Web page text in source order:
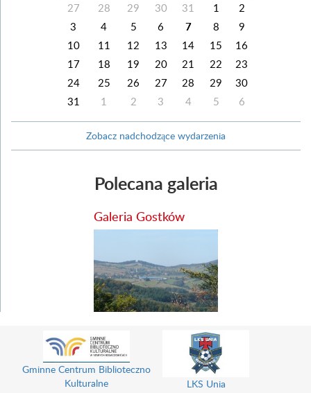
27 28 29 30 31 1
2
3
4 5 6 7 8
9
10
11 12 13 14 15
16
17
18 19 20 21 22
23
24
25 26 27 28 29
30
31
1 2 3 4 5 6
Zobacz nadchodzące wydarzenia
Polecana galeria
Galeria Gostków
Gminne Centrum Biblioteczno
Kulturalne
LKS Unia